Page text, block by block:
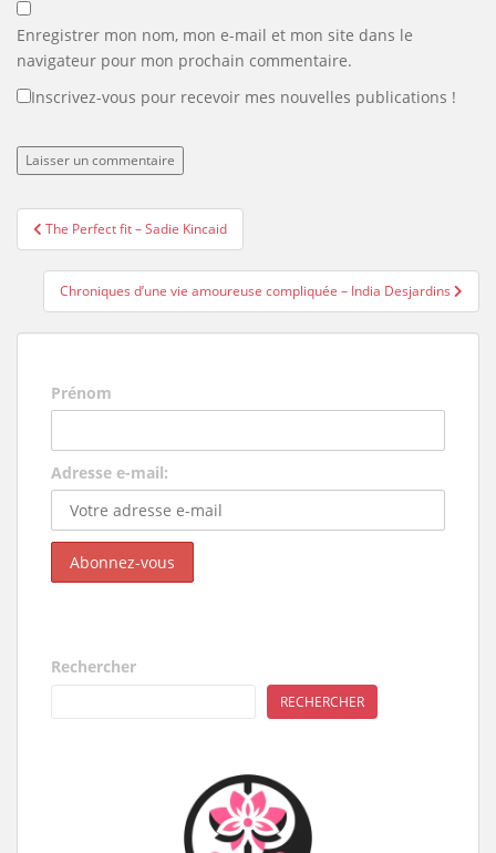
Enregistrer mon nom, mon e-mail et mon site dans le
navigateur pour mon prochain commentaire.
Inscrivez-vous pour recevoir mes nouvelles publications !
Navigation
de
l’article
The Perfect fit – Sadie Kincaid
Chroniques d’une vie amoureuse compliquée – India Desjardins
Prénom
Adresse e-mail:
Rechercher
RECHERCHER